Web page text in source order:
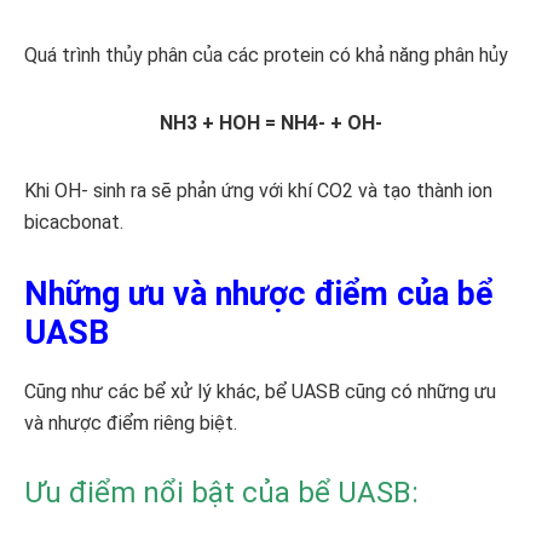
Quá trình thủy phân của các protein có khả năng phân hủy
NH3 + HOH = NH4- + OH-
Khi OH- sinh ra sẽ phản ứng với khí CO2 và tạo thành ion
bicacbonat.
Những ưu và nhược điểm của bể
UASB
Cũng như các bể xử lý khác, bể UASB cũng có những ưu
và nhược điểm riêng biệt.
Ưu điểm nổi bật của bể UASB: